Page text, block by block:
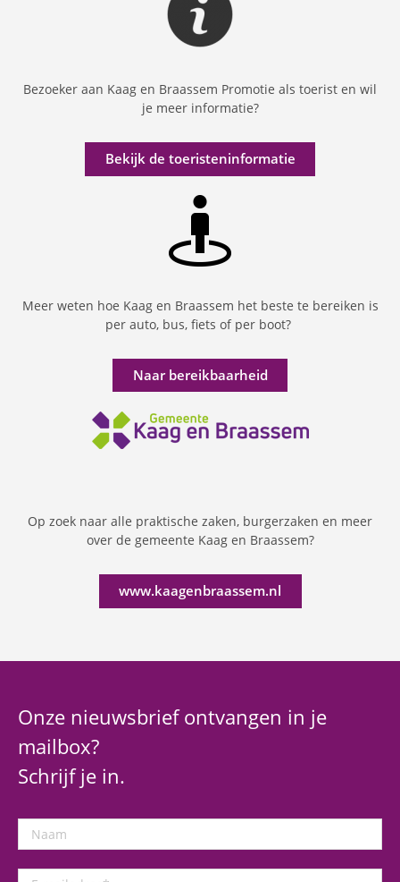
Bezoeker aan Kaag en Braassem Promotie als toerist en wil
je meer informatie?
Bekijk de toeristeninformatie
Meer weten hoe Kaag en Braassem het beste te bereiken is
per auto, bus, fiets of per boot?
Naar bereikbaarheid
Op zoek naar alle praktische zaken, burgerzaken en meer
over de gemeente Kaag en Braassem?
www.kaagenbraassem.nl
Onze nieuwsbrief ontvangen in je
mailbox?
Schrijf je in.
Naam